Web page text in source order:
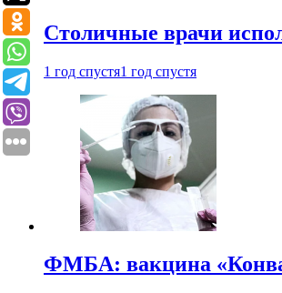
Столичные врачи
1 год спустя1 год спустя
ФМБА: вакцина